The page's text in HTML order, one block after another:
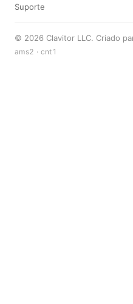
Suporte
© 2026 Clavitor LLC. Criado
ams2 · cnt1